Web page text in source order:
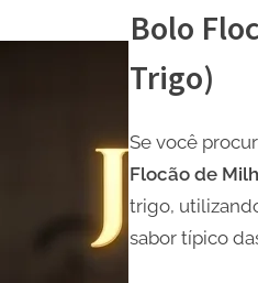
Bolo
Trigo)
Se você
Flocão de
trigo,
sabor típico